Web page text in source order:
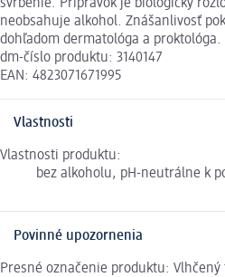
svrbenie. Prípravok je biologicky
neobsahuje alkohol. Znášanlivosť
dohľadom dermatológa a proktológa.
dm-číslo produktu: 3140147
EAN: 4823071671995
Vlastnosti
Vlastnosti produktu:
bez alkoholu, pH-neutrálne k
Povinné upozornenia
Presné označenie produktu: